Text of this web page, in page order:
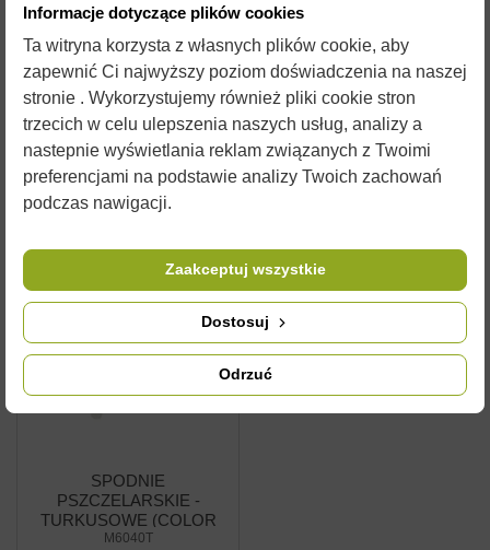
108,00 zł 135,00 zł
Zobacz
108,00 zł 135,00 zł
Dodaj do
koszyka
-20%
SPODNIE
PSZCZELARSKIE -
TURKUSOWE (COLOR
LINE)
M6040T
Informacje dotyczące plików cookies
Ta witryna korzysta z własnych plików cookie, aby
zapewnić Ci najwyższy poziom doświadczenia na naszej
stronie . Wykorzystujemy również pliki cookie stron
trzecich w celu ulepszenia naszych usług, analizy a
nastepnie wyświetlania reklam związanych z Twoimi
preferencjami na podstawie analizy Twoich zachowań
podczas nawigacji.
Odrzuć
Dostosuj
Zaakceptuj wszystkie